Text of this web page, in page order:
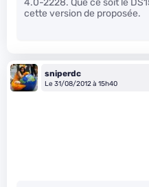
4.0-2228. Que ce soit le
cette version de proposée.
sniperdc
Le 31/08/2012 à 15h40